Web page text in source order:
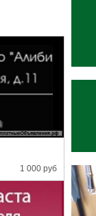
1 000 руб